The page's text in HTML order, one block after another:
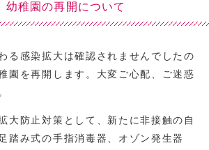
稚園の再開について
る感染拡大は確認されませんでしたの
園を再開します。大変ご心配、ご迷惑
大防止対策として、新たに非接触の自
踏み式の手指消毒器、オゾン発生器